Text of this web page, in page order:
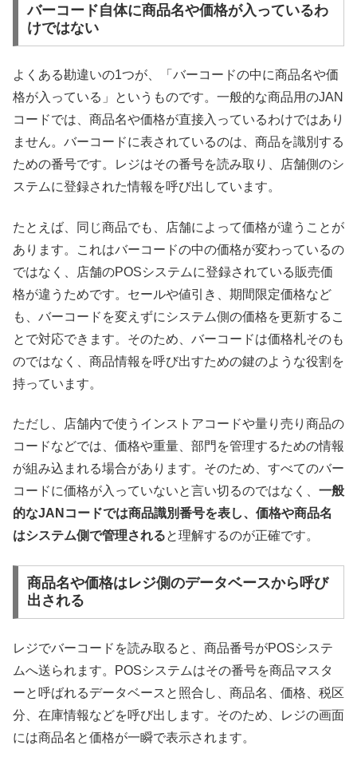
バーコード自体に商品名や価格が入っているわ
けではない
よくある勘違いの1つが、「バーコードの中に商品名や価
格が入っている」というものです。一般的な商品用のJAN
コードでは、商品名や価格が直接入っているわけではあり
ません。バーコードに表されているのは、商品を識別する
ための番号です。レジはその番号を読み取り、店舗側のシ
ステムに登録された情報を呼び出しています。
たとえば、同じ商品でも、店舗によって価格が違うことが
あります。これはバーコードの中の価格が変わっているの
ではなく、店舗のPOSシステムに登録されている販売価
格が違うためです。セールや値引き、期間限定価格など
も、バーコードを変えずにシステム側の価格を更新するこ
とで対応できます。そのため、バーコードは価格札そのも
のではなく、商品情報を呼び出すための鍵のような役割を
持っています。
ただし、店舗内で使うインストアコードや量り売り商品の
コードなどでは、価格や重量、部門を管理するための情報
が組み込まれる場合があります。そのため、すべてのバー
コードに価格が入っていないと言い切るのではなく、 一般
的なJANコードでは商品識別番号を表し、価格や商品名
はシステム側で管理されると理解するのが正確です。
商品名や価格はレジ側のデータベースから呼び
出される
レジでバーコードを読み取ると、商品番号がPOSシステ
ムへ送られます。POSシステムはその番号を商品マスタ
ーと呼ばれるデータベースと照合し、商品名、価格、税区
分、在庫情報などを呼び出します。そのため、レジの画面
には商品名と価格が一瞬で表示されます。